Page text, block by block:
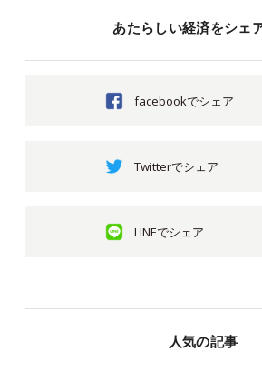
あたらしい経済をシェ
facebookでシェア
Twitterでシェア
LINEでシェア
人気の記事